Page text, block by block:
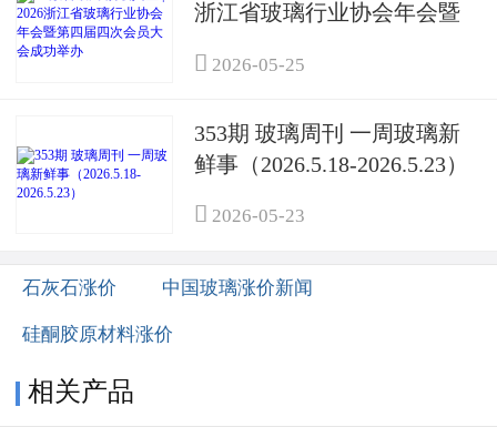
浙江省玻璃行业协会年会暨
办
 2026-05-25
353期 玻璃周刊 一周玻璃新
鲜事（2026.5.18-2026.5.23）
 2026-05-23
石灰石涨价 中国玻璃涨价新闻
硅酮胶原材料涨价
相关产品